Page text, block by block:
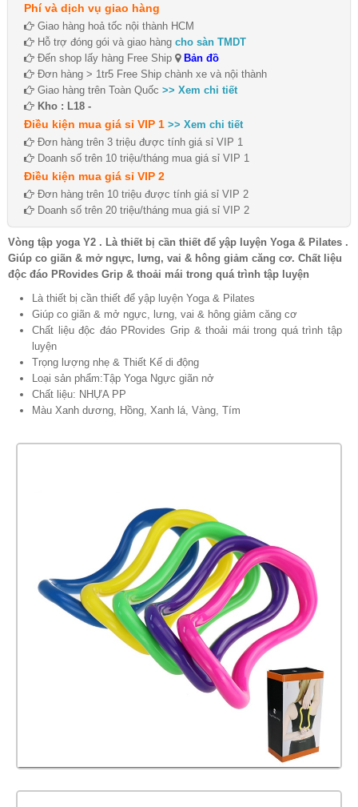
Phí và dịch vụ giao hàng
Giao hàng hoả tốc nội thành HCM
Hỗ trợ đóng gói và giao hàng cho sàn TMDT
Đến shop lấy hàng Free Ship
Bản đồ
Đơn hàng > 1tr5 Free Ship chành xe và nội thành
Giao hàng trên Toàn Quốc >> Xem chi tiết
Kho : L18 -
Điều kiện mua giá sỉ VIP 1 >> Xem chi tiết
Đơn hàng trên 3 triệu được tính giá sỉ VIP 1
Doanh số trên 10 triệu/tháng mua giá sỉ VIP 1
Điều kiện mua giá sỉ VIP 2
Đơn hàng trên 10 triệu được tính giá sỉ VIP 2
Doanh số trên 20 triệu/tháng mua giá sỉ VIP 2
Vòng tập yoga Y2 . Là thiết bị cần thiết để yập luyện Yoga & Pilates .
Giúp co giãn & mở ngực, lưng, vai & hông giảm căng cơ. Chất liệu
độc đáo PRovides Grip & thoải mái trong quá trình tập luyện
Là thiết bị cần thiết để yập luyện Yoga & Pilates
Giúp co giãn & mở ngực, lưng, vai & hông giảm căng cơ
Chất liệu độc đáo PRovides Grip & thoải mái trong quá trình tập
luyện
Trọng lượng nhẹ & Thiết Kế di động
Loại sản phẩm:Tập Yoga Ngực giãn nở
Chất liệu: NHỰA PP
Màu Xanh dương, Hồng, Xanh lá, Vàng, Tím